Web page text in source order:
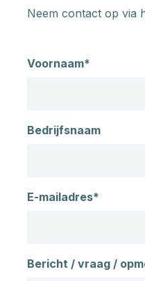
Neem contact op via
Naam
Voornaam*
Bedrijfsnaam
E-mailadres*
Bericht / vraag /